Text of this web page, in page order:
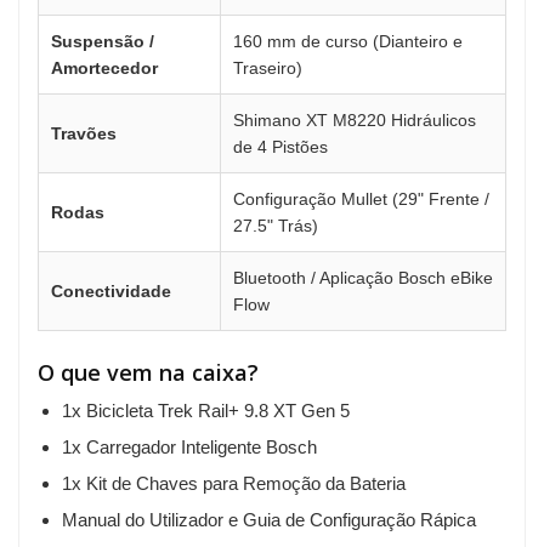
Suspensão /
Amortecedor
160 mm de curso (Dianteiro e
Traseiro)
Travões
Shimano XT M8220 Hidráulicos
de 4 Pistões
Rodas
Configuração Mullet (29" Frente /
27.5" Trás)
Conectividade
Bluetooth / Aplicação Bosch eBike
Flow
O que vem na caixa?
1x Bicicleta Trek Rail+ 9.8 XT Gen 5
1x Carregador Inteligente Bosch
1x Kit de Chaves para Remoção da Bateria
Manual do Utilizador e Guia de Configuração Rápica